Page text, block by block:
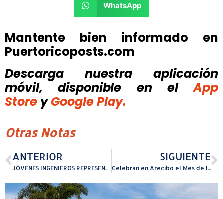
WhatsApp
Mantente bien informado en
Puertoricoposts.com
Descarga nuestra aplicación
móvil, disponible
en el
App
Store y Google Play.
Otras Notas
ANTERIOR
JÓVENES INGENIEROS REPRESENTARÁN A LA ISLA EN EL CAMPEONATO MUNDIAL DE ROBÓTICA EN HOUSTON
SIGUIENTE
Celebran en Arecibo el Mes de la Comunicación.